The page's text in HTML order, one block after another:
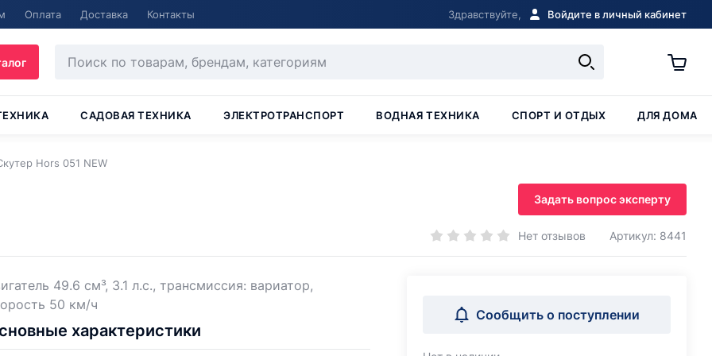
Оплата Доставка Контакты Здравствуйте, Войдите в личный кабинет
САДОВАЯ ТЕХНИКА ЭЛЕКТРОТРАНСПОРТ ВОДНАЯ ТЕХНИКА СПОРТ И ОТДЫХ ДЛЯ ДОМА
Hors 051 NEW
Задать вопрос эксперту
Нет отзывов Артикул: 8441
49.6 см³, 3.1 л.с., трансмиссия: вариатор,
50 км/ч
характеристики
Сообщить о поступлении